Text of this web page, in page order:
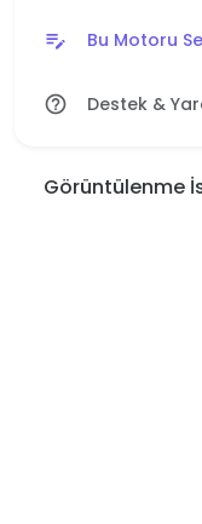
edit_note Bu Motoru
help_outline Destek &
Görüntülenme